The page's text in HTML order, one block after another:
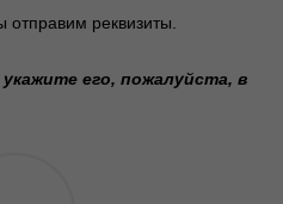
реквизиты.
укажите его, пожалуйста, в